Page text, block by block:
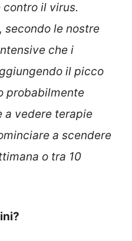
il virus.
secondo le nostre
che i
il picco
probabilmente
a vedere terapie
a scendere
o tra 10